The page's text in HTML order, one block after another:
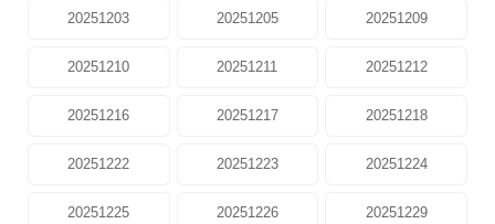
20251203 20251205 20251209
20251210 20251211 20251212
20251216 20251217 20251218
20251222 20251223 20251224
20251225 20251226 20251229